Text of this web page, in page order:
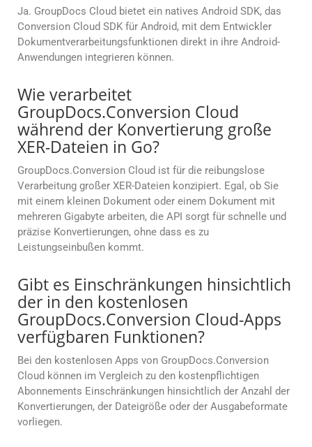
Ja. GroupDocs Cloud bietet ein natives Android SDK, das
Conversion Cloud SDK für Android, mit dem Entwickler
Dokumentverarbeitungsfunktionen direkt in ihre Android-
Anwendungen integrieren können.
Wie verarbeitet
GroupDocs.Conversion Cloud
während der Konvertierung große
XER-Dateien in Go?
GroupDocs.Conversion Cloud ist für die reibungslose
Verarbeitung großer XER-Dateien konzipiert. Egal, ob Sie
mit einem kleinen Dokument oder einem Dokument mit
mehreren Gigabyte arbeiten, die API sorgt für schnelle und
präzise Konvertierungen, ohne dass es zu
Leistungseinbußen kommt.
Gibt es Einschränkungen hinsichtlich
der in den kostenlosen
GroupDocs.Conversion Cloud-Apps
verfügbaren Funktionen?
Bei den kostenlosen Apps von GroupDocs.Conversion
Cloud können im Vergleich zu den kostenpflichtigen
Abonnements Einschränkungen hinsichtlich der Anzahl der
Konvertierungen, der Dateigröße oder der Ausgabeformate
vorliegen.